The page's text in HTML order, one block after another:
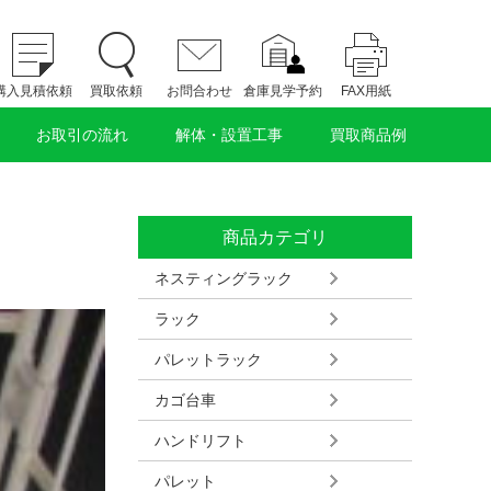
入見積依頼 買取依頼 お問合わせ 倉庫見学予約 FAX用紙
お取引の流れ 解体・設置工事 買取商品例
商品カテゴリ
ネスティングラック
ラック
パレットラック
カゴ台車
ハンドリフト
パレット